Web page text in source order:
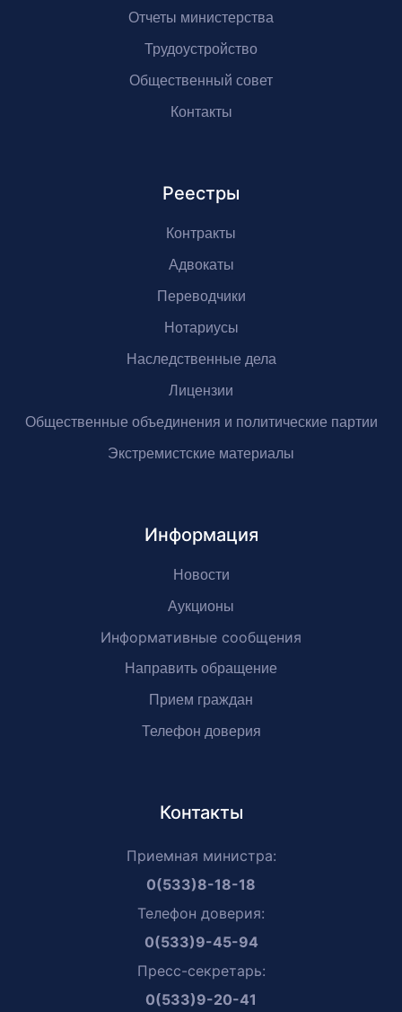
Отчеты министерства
Трудоустройство
Общественный совет
Контакты
Реестры
Контракты
Адвокаты
Переводчики
Нотариусы
Наследственные дела
Лицензии
Общественные объединения и политические партии
Экстремистские материалы
Информация
Новости
Аукционы
Информативные сообщения
Направить обращение
Прием граждан
Телефон доверия
Контакты
Приемная министра:
0(533)8-18-18
Телефон доверия:
0(533)9-45-94
Пресс-секретарь:
0(533)9-20-41